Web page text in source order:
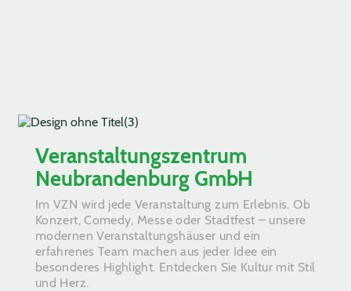
Veranstaltungszentrum
Neubrandenburg GmbH
Im VZN wird jede Veranstaltung zum Erlebnis. Ob
Konzert, Comedy, Messe oder Stadtfest – unsere
modernen Veranstaltungshäuser und ein
erfahrenes Team machen aus jeder Idee ein
besonderes Highlight. Entdecken Sie Kultur mit Stil
und Herz.